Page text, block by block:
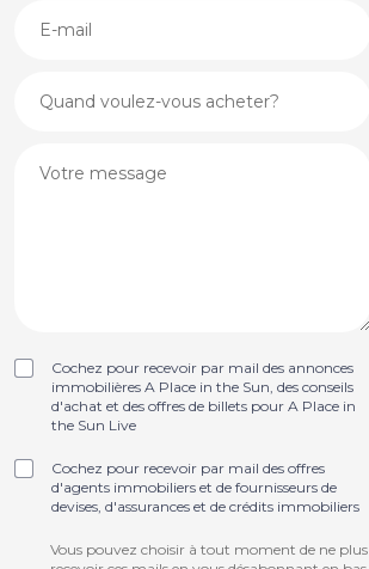
Cochez pour recevoir par mail des annonces
immobilières A Place in the Sun, des conseils
d'achat et des offres de billets pour A Place in
the Sun Live
Cochez pour recevoir par mail des offres
d'agents immobiliers et de fournisseurs de
devises, d'assurances et de crédits immobiliers
Vous pouvez choisir à tout moment de ne plus